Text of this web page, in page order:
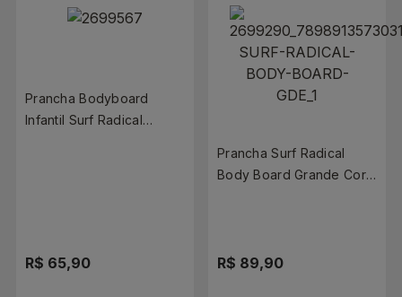
Prancha Bodyboard
Infantil Surf Radical
R$ 65,90
Prancha Surf Radical
Body Board Grande Cor
R$ 89,90